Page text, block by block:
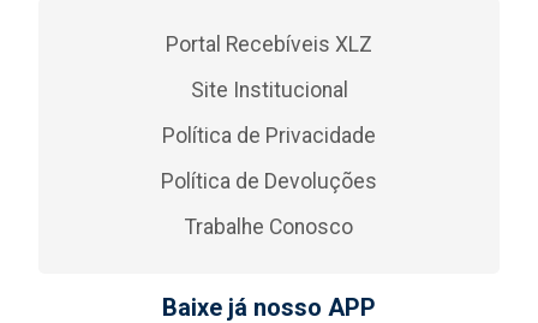
Portal Recebíveis XLZ
Site Institucional
Política de Privacidade
Política de Devoluções
Trabalhe Conosco
Baixe já nosso APP